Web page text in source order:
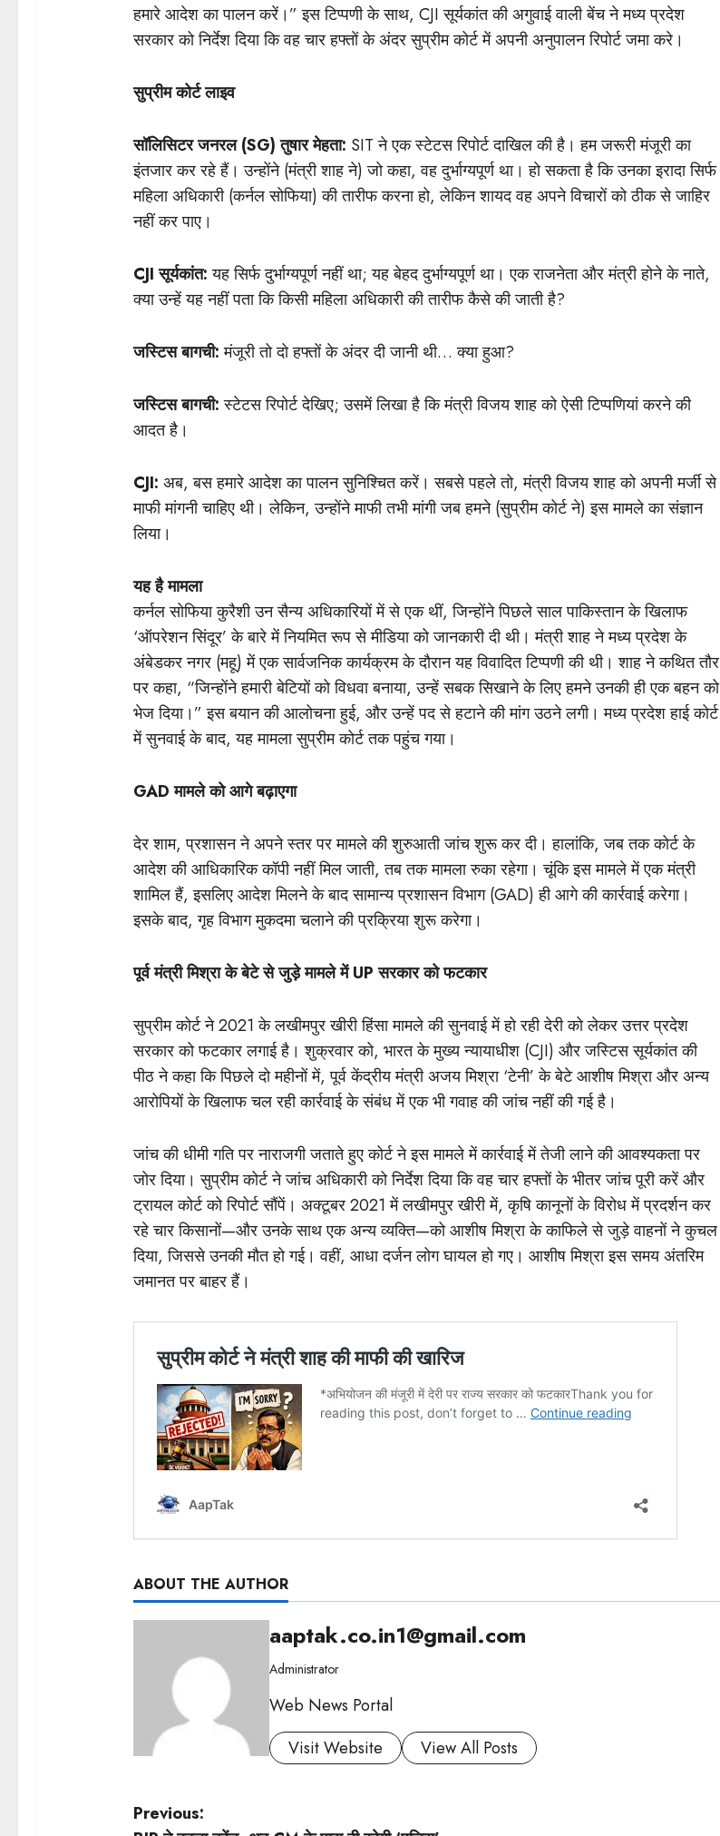
हमारे आदेश का पालन करें।” इस टिप्पणी के साथ, CJI सूर्यकांत की अगुवाई वाली बेंच ने मध्य प्रदेश
सरकार को निर्देश दिया कि वह चार हफ्तों के अंदर सुप्रीम कोर्ट में अपनी अनुपालन रिपोर्ट जमा करे।
सुप्रीम कोर्ट लाइव
सॉलिसिटर जनरल (SG) तुषार मेहता: SIT ने एक स्टेटस रिपोर्ट दाखिल की है। हम जरूरी मंजूरी का
इंतजार कर रहे हैं। उन्होंने (मंत्री शाह ने) जो कहा, वह दुर्भाग्यपूर्ण था। हो सकता है कि उनका इरादा सिर्फ
महिला अधिकारी (कर्नल सोफिया) की तारीफ करना हो, लेकिन शायद वह अपने विचारों को ठीक से जाहिर
नहीं कर पाए।
CJI सूर्यकांत:यह सिर्फ दुर्भाग्यपूर्ण नहीं था; यह बेहद दुर्भाग्यपूर्ण था। एक राजनेता और मंत्री होने के नाते,
क्या उन्हें यह नहीं पता कि किसी महिला अधिकारी की तारीफ कैसे की जाती है?
जस्टिस बागची:मंजूरी तो दो हफ्तों के अंदर दी जानी थी… क्या हुआ?
जस्टिस बागची:स्टेटस रिपोर्ट देखिए; उसमें लिखा है कि मंत्री विजय शाह को ऐसी टिप्पणियां करने की
आदत है।
CJI: अब, बस हमारे आदेश का पालन सुनिश्चित करें। सबसे पहले तो, मंत्री विजय शाह को अपनी मर्जी से
माफी मांगनी चाहिए थी। लेकिन, उन्होंने माफी तभी मांगी जब हमने (सुप्रीम कोर्ट ने) इस मामले का संज्ञान
लिया।
यह है मामला
कर्नल सोफिया कुरैशी उन सैन्य अधिकारियों में से एक थीं, जिन्होंने पिछले साल पाकिस्तान के खिलाफ
‘ऑपरेशन सिंदूर’ के बारे में नियमित रूप से मीडिया को जानकारी दी थी। मंत्री शाह ने मध्य प्रदेश के
अंबेडकर नगर (महू) में एक सार्वजनिक कार्यक्रम के दौरान यह विवादित टिप्पणी की थी। शाह ने कथित तौर
पर कहा, “जिन्होंने हमारी बेटियों को विधवा बनाया, उन्हें सबक सिखाने के लिए हमने उनकी ही एक बहन को
भेज दिया।” इस बयान की आलोचना हुई, और उन्हें पद से हटाने की मांग उठने लगी। मध्य प्रदेश हाई कोर्ट
में सुनवाई के बाद, यह मामला सुप्रीम कोर्ट तक पहुंच गया।
GAD मामले को आगे बढ़ाएगा
देर शाम, प्रशासन ने अपने स्तर पर मामले की शुरुआती जांच शुरू कर दी। हालांकि, जब तक कोर्ट के
आदेश की आधिकारिक कॉपी नहीं मिल जाती, तब तक मामला रुका रहेगा। चूंकि इस मामले में एक मंत्री
शामिल हैं, इसलिए आदेश मिलने के बाद सामान्य प्रशासन विभाग (GAD) ही आगे की कार्रवाई करेगा।
इसके बाद, गृह विभाग मुकदमा चलाने की प्रक्रिया शुरू करेगा।
पूर्व मंत्री मिश्रा के बेटे से जुड़े मामले में UP सरकार को फटकार
सुप्रीम कोर्ट ने 2021 के लखीमपुर खीरी हिंसा मामले की सुनवाई में हो रही देरी को लेकर उत्तर प्रदेश
सरकार को फटकार लगाई है। शुक्रवार को, भारत के मुख्य न्यायाधीश (CJI) और जस्टिस सूर्यकांत की
पीठ ने कहा कि पिछले दो महीनों में, पूर्व केंद्रीय मंत्री अजय मिश्रा ‘टेनी’ के बेटे आशीष मिश्रा और अन्य
आरोपियों के खिलाफ चल रही कार्रवाई के संबंध में एक भी गवाह की जांच नहीं की गई है।
जांच की धीमी गति पर नाराजगी जताते हुए कोर्ट ने इस मामले में कार्रवाई में तेजी लाने की आवश्यकता पर
जोर दिया। सुप्रीम कोर्ट ने जांच अधिकारी को निर्देश दिया कि वह चार हफ्तों के भीतर जांच पूरी करें और
ट्रायल कोर्ट को रिपोर्ट सौंपें। अक्टूबर 2021 में लखीमपुर खीरी में, कृषि कानूनों के विरोध में प्रदर्शन कर
रहे चार किसानों—और उनके साथ एक अन्य व्यक्ति—को आशीष मिश्रा के काफिले से जुड़े वाहनों ने कुचल
दिया, जिससे उनकी मौत हो गई। वहीं, आधा दर्जन लोग घायल हो गए। आशीष मिश्रा इस समय अंतरिम
जमानत पर बाहर हैं।
ABOUT THE AUTHOR
aaptak.co.in1@gmail.com
Administrator
Web News Portal
Visit Website
View All Posts
P
Previous: